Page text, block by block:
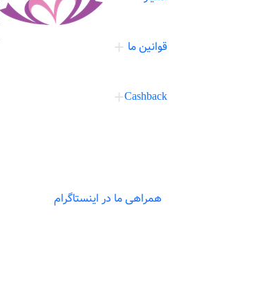
قوانین ما
Cashback
همراهی ما در اینستاگرام